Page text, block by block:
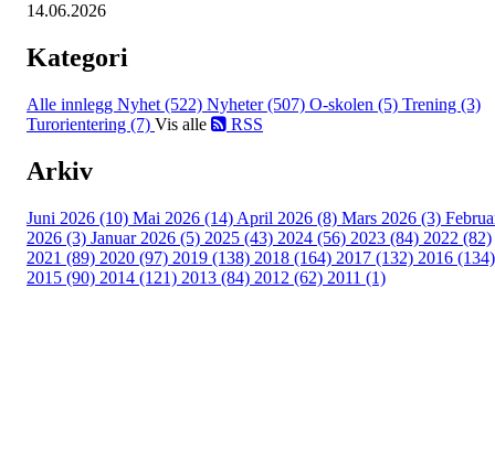
14.06.2026
Kategori
Alle innlegg Nyhet (522) Nyheter (507) O-skolen (5) Trening (3)
Turorientering (7) Vis alle RSS
Arkiv
Juni 2026 (10) Mai 2026 (14) April 2026 (8) Mars 2026 (3)
2026 (3) Januar 2026 (5) 2025 (43) 2024 (56) 2023 (84) 2022 (82)
2021 (89) 2020 (97) 2019 (138) 2018 (164) 2017 (132) 2016 (134)
2015 (90) 2014 (121) 2013 (84) 2012 (62) 2011 (1)